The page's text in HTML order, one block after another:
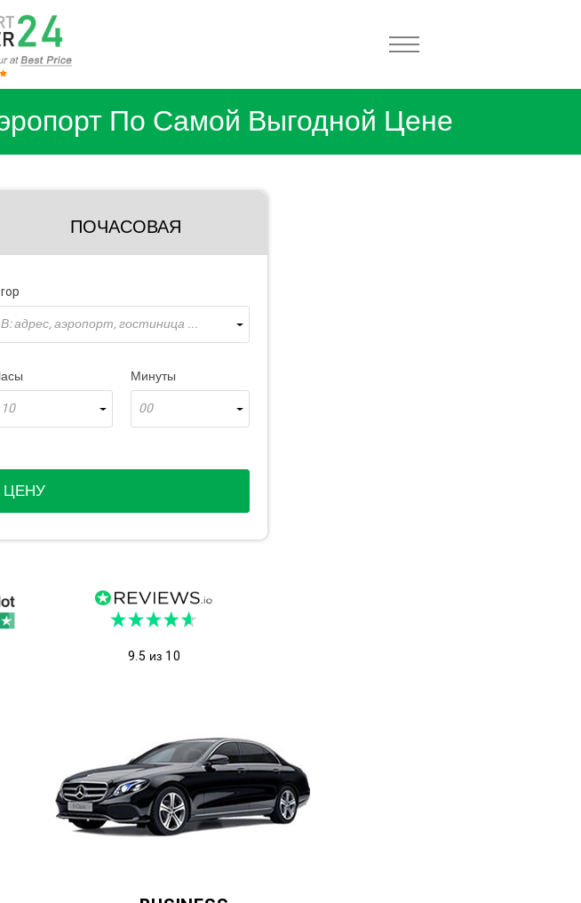
По Самой Выгодной Цене
ПОЧАСОВАЯ
В: адрес, аэропорт, гостиница ...
10
Минуты
00
ЦЕНУ
9.5 из 10